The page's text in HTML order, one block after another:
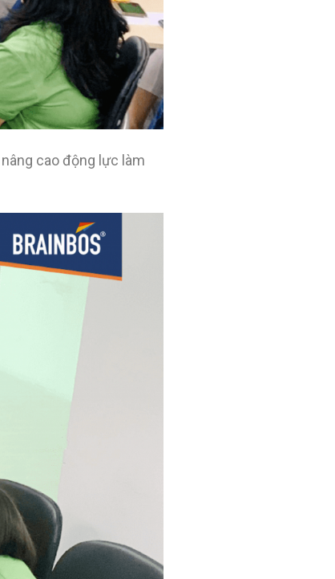
cao động lực làm